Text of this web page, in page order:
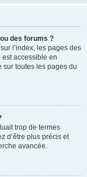
des forums ?
l’index, les pages des
accessible en
toutes les pages du
trop de termes
d’être plus précis et
avancée.